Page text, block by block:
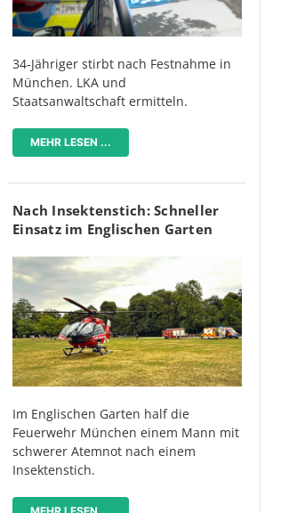
34-Jähriger stirbt nach Festnahme in
München. LKA und
Staatsanwaltschaft ermitteln.
MEHR LESEN ...
Nach Insektenstich: Schneller
Einsatz im Englischen Garten
Im Englischen Garten half die
Feuerwehr München einem Mann mit
schwerer Atemnot nach einem
Insektenstich.